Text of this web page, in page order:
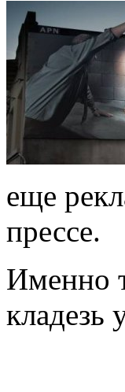
еще
прессе.
Именно
кладезь